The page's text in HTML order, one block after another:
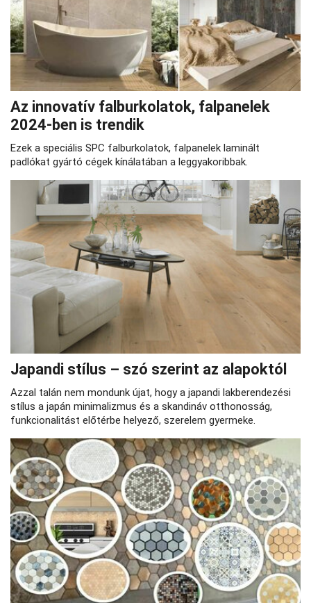
Az innovatív falburkolatok, falpanelek
2024-ben is trendik
Ezek a speciális SPC falburkolatok, falpanelek laminált
padlókat gyártó cégek kínálatában a leggyakoribbak.
Japandi stílus – szó szerint az alapoktól
Azzal talán nem mondunk újat, hogy a japandi lakberendezési
stílus a japán minimalizmus és a skandináv otthonosság,
funkcionalitást előtérbe helyező, szerelem gyermeke.